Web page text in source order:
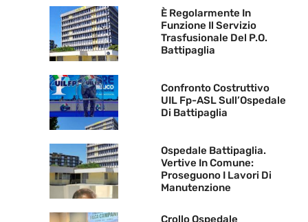
È Regolarmente In
Funzione Il Servizio
Trasfusionale Del P.O.
Battipaglia
Confronto Costruttivo
UIL Fp-ASL Sull’Ospedale
Di Battipaglia
Ospedale Battipaglia.
Vertive In Comune:
Proseguono I Lavori Di
Manutenzione
Crollo Ospedale